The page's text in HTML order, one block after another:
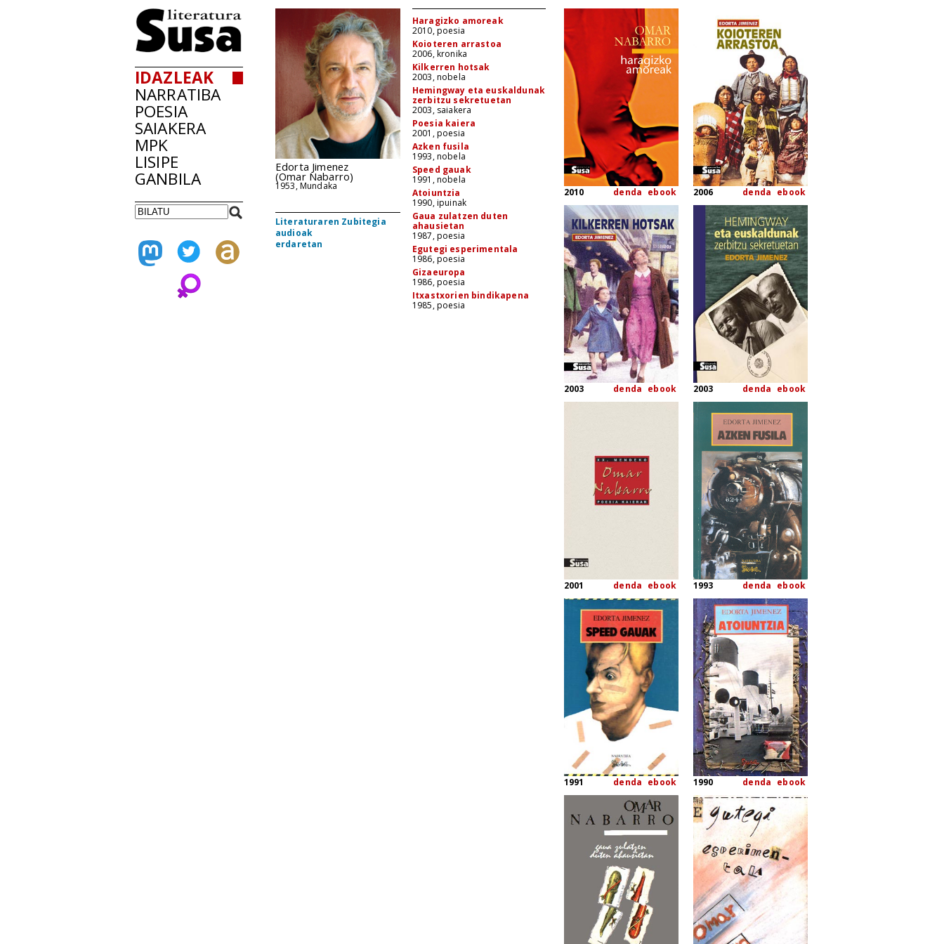
IDAZLEAK
NARRATIBA
POESIA
SAIAKERA
MPK
LISIPE
GANBILA
Edorta Jimenez
(Omar Nabarro)
1953, Mundaka
Literaturaren Zubitegia
audioak
erdaretan
Haragizko amoreak
2010, poesia
Koioteren arrastoa
2006, kronika
Kilkerren hotsak
2003, nobela
Hemingway eta euskaldunak
zerbitzu sekretuetan
2003, saiakera
Poesia kaiera
2001, poesia
Azken fusila
1993, nobela
Speed gauak
1991, nobela
Atoiuntzia
1990, ipuinak
Gaua zulatzen duten
ahausietan
1987, poesia
Egutegi esperimentala
1986, poesia
Gizaeuropa
1986, poesia
Itxastxorien bindikapena
1985, poesia
denda ebook
2010 denda ebook
2006
denda ebook
2003 denda ebook
2003
denda ebook
2001 denda ebook
1993
denda ebook
1991 denda ebook
1990